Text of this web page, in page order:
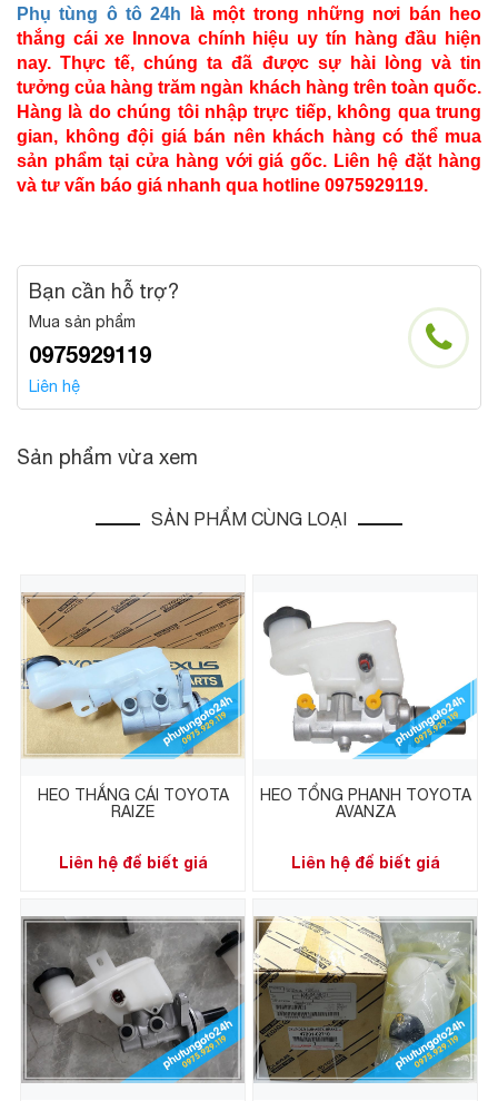
Phụ tùng ô tô 24h là một trong những nơi bán heo
thắng cái xe Innova chính hiệu uy tín hàng đầu hiện
nay. Thực tế, chúng ta đã được sự hài lòng và tin
tưởng của hàng trăm ngàn khách hàng trên toàn quốc.
Hàng là do chúng tôi nhập trực tiếp, không qua trung
gian, không đội giá bán nên khách hàng có thể mua
sản phẩm tại cửa hàng với giá gốc. Liên hệ đặt hàng
và tư vấn báo giá nhanh qua hotline 0975929119.
Bạn cần hỗ trợ?
Mua sản phẩm
0975929119
Liên hệ
Sản phẩm vừa xem
SẢN PHẨM CÙNG LOẠI
HEO THẮNG CÁI TOYOTA
RAIZE
Liên hệ để biết giá
HEO TỔNG PHANH TOYOTA
AVANZA
Liên hệ để biết giá